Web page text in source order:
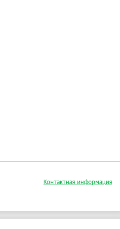
Контактная информация